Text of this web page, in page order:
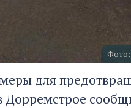
Фото:
для
Дорремстрое